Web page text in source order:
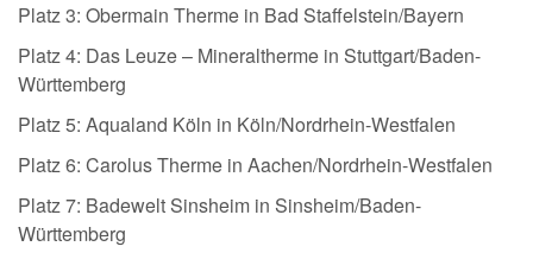
Platz 3: Obermain Therme in Bad Staffelstein/Bayern
Platz 4: Das Leuze – Mineraltherme in Stuttgart/Baden-
Württemberg
Platz 5: Aqualand Köln in Köln/Nordrhein-Westfalen
Platz 6: Carolus Therme in Aachen/Nordrhein-Westfalen
Platz 7: Badewelt Sinsheim in Sinsheim/Baden-
Württemberg